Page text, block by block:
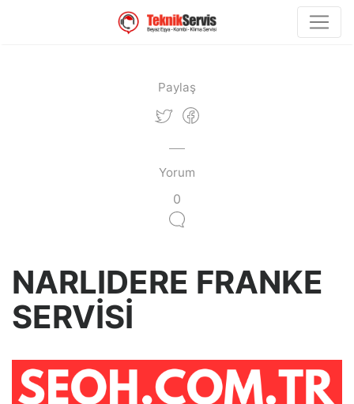
Paylaş
Yorum
0
NARLIDERE FRANKE
SERVİSİ